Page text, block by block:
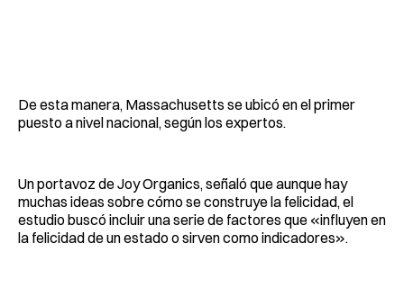
De esta manera, Massachusetts se ubicó en el primer
puesto a nivel nacional, según los expertos.
Un portavoz de Joy Organics, señaló que aunque hay
muchas ideas sobre cómo se construye la felicidad, el
estudio buscó incluir una serie de factores que «influyen en
la felicidad de un estado o sirven como indicadores».